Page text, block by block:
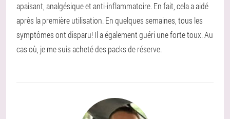
apaisant, analgésique et anti-inflammatoire. En fait, cela a aidé
après la première utilisation. En quelques semaines, tous les
symptômes ont disparu! Il a également guéri une forte toux. Au
cas où, je me suis acheté des packs de réserve.